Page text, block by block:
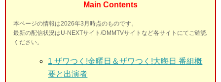
Main Contents
本ページの情報は2026年3月時点のものです。
最新の配信状況はU-NEXTサイト/DMMTVサイトなど各サイトにてご確認
ください。
1 ザワつく!金曜日＆ザワつく!大晦日 番組概
要と出演者